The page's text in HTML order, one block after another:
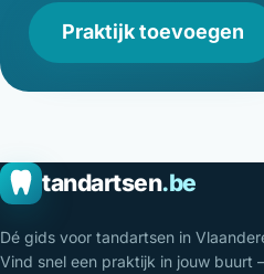
Praktijk toevoegen
tandartsen.be
Dé gids voor tandartsen in
Vind snel een praktijk in jouw buurt